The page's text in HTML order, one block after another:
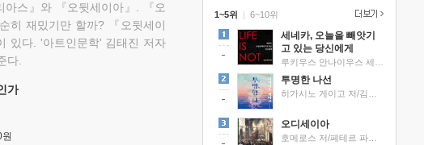
아스』와 『오뒷세이아』. 『오
히 재밌기만 할까? 『오뒷세이
있다. '아트인문학' 김태진 저자
다.
가
1~5위 |
세네카, 오늘을 빼앗기
고 있는 당신에게
투명한 나선
오디세이아
6~10위